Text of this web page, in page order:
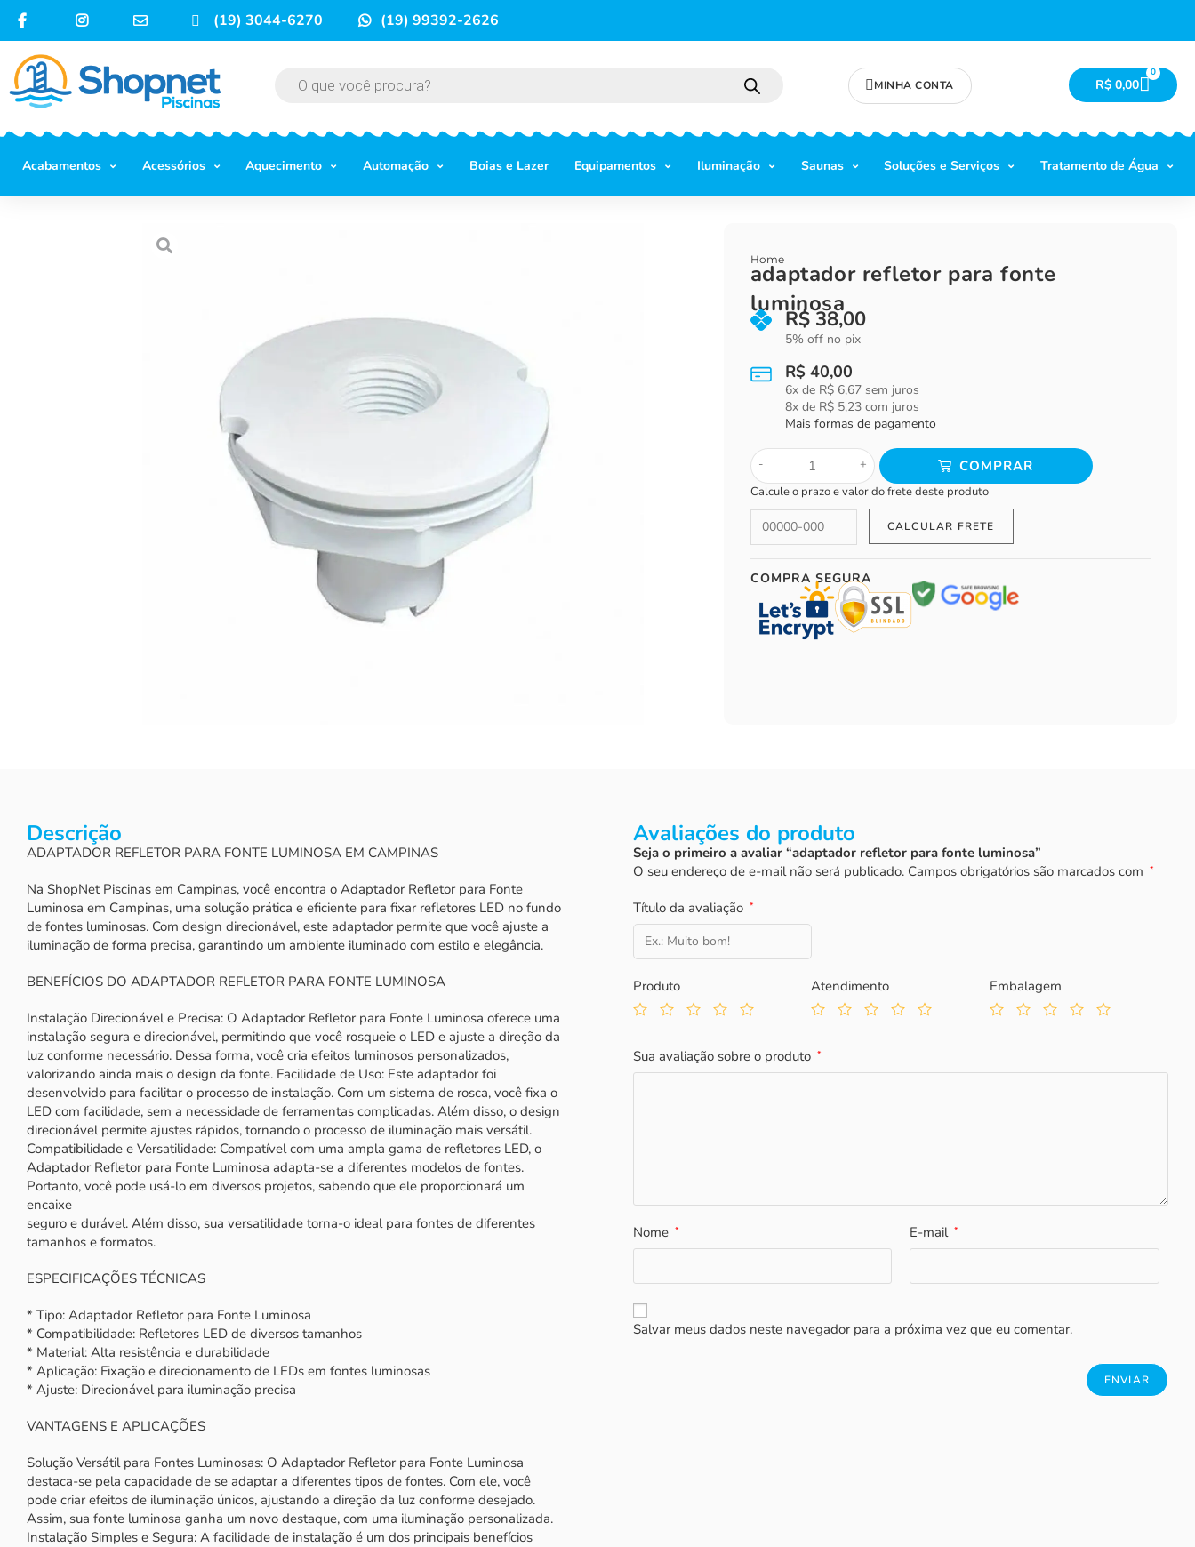
(19) 3044-6270 (19) 99392-2626
MINHA CONTA R$0,00
0
Acabamentos Acessórios Aquecimento Automação Boias e Lazer Equipamentos Iluminação Saunas Soluções e Serviços Tratamento de Água
Home
adaptador refletor para fonte
luminosa
R$38,00
5% off no pix
R$40,00
6x de R$6,67sem juros
8x de R$5,23com juros
Mais formas de pagamento
- + COMPRAR
Calcule o prazo e valor do frete deste produto
COMPRA SEGURA
Descrição
ADAPTADOR REFLETOR PARA FONTE LUMINOSA EM CAMPINAS
Na ShopNet Piscinas em Campinas, você encontra o Adaptador Refletor para Fonte
Luminosa em Campinas, uma solução prática e eficiente para fixar refletores LED no fundo
de fontes luminosas. Com design direcionável, este adaptador permite que você ajuste a
iluminação de forma precisa, garantindo um ambiente iluminado com estilo e elegância.
BENEFÍCIOS DO ADAPTADOR REFLETOR PARA FONTE LUMINOSA
Instalação Direcionável e Precisa: O Adaptador Refletor para Fonte Luminosa oferece uma
instalação segura e direcionável, permitindo que você rosqueie o LED e ajuste a direção da
luz conforme necessário. Dessa forma, você cria efeitos luminosos personalizados,
valorizando ainda mais o design da fonte. Facilidade de Uso: Este adaptador foi
desenvolvido para facilitar o processo de instalação. Com um sistema de rosca, você fixa o
LED com facilidade, sem a necessidade de ferramentas complicadas. Além disso, o design
direcionável permite ajustes rápidos, tornando o processo de iluminação mais versátil.
Compatibilidade e Versatilidade: Compatível com uma ampla gama de refletores LED, o
Adaptador Refletor para Fonte Luminosa adapta-se a diferentes modelos de fontes.
Portanto, você pode usá-lo em diversos projetos, sabendo que ele proporcionará um
encaixe
seguro e durável. Além disso, sua versatilidade torna-o ideal para fontes de diferentes
tamanhos e formatos.
ESPECIFICAÇÕES TÉCNICAS
* Tipo: Adaptador Refletor para Fonte Luminosa
* Compatibilidade: Refletores LED de diversos tamanhos
* Material: Alta resistência e durabilidade
* Aplicação: Fixação e direcionamento de LEDs em fontes luminosas
* Ajuste: Direcionável para iluminação precisa
VANTAGENS E APLICAÇÕES
Solução Versátil para Fontes Luminosas: O Adaptador Refletor para Fonte Luminosa
destaca-se pela capacidade de se adaptar a diferentes tipos de fontes. Com ele, você
pode criar efeitos de iluminação únicos, ajustando a direção da luz conforme desejado.
Assim, sua fonte luminosa ganha um novo destaque, com uma iluminação personalizada.
Instalação Simples e Segura: A facilidade de instalação é um dos principais benefícios
Avaliações do produto
Seja o primeiro a avaliar “adaptador refletor para fonte luminosa”
O seu endereço de e-mail não será publicado. Campos obrigatórios são marcados com *
Título da avaliação *
Produto Atendimento Embalagem
Sua avaliação sobre o produto *
Nome * E-mail *
Salvar meus dados neste navegador para a próxima vez que eu comentar.